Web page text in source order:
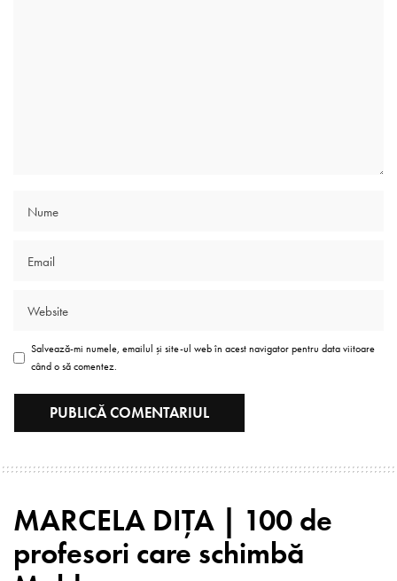
Salvează-mi numele, emailul și site-ul web în acest navigator pentru data viitoare
când o să comentez.
MARCELA DIȚA | 100 de
profesori care schimbă